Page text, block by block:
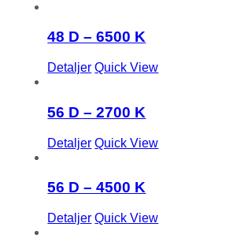
48 D – 6500 K
Detaljer Quick View
56 D – 2700 K
Detaljer Quick View
56 D – 4500 K
Detaljer Quick View